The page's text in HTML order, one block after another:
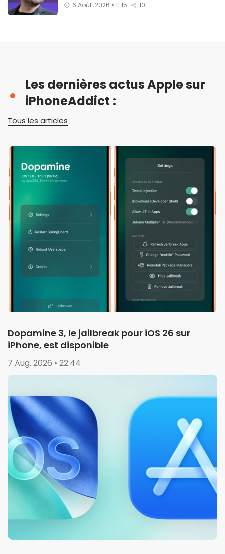
6 Août. 2026 • 11:15 10
Les dernières actus Apple sur
iPhoneAddict :
Tous les articles
Dopamine 3, le jailbreak pour iOS 26 sur
iPhone, est disponible
7 Aug. 2026 • 22:44